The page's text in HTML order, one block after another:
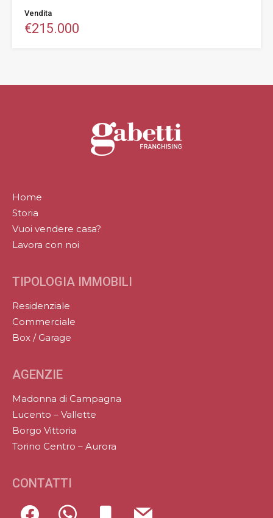
Vendita
€215.000
Home
Storia
Vuoi vendere casa?
Lavora con noi
TIPOLOGIA IMMOBILI
Residenziale
Commerciale
Box / Garage
AGENZIE
Madonna di Campagna
Lucento – Vallette
Borgo Vittoria
Torino Centro – Aurora
CONTATTI